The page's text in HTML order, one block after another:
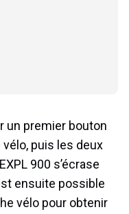
un premier bouton
puis les deux
900 s’écrase
ensuite possible
vélo pour obtenir